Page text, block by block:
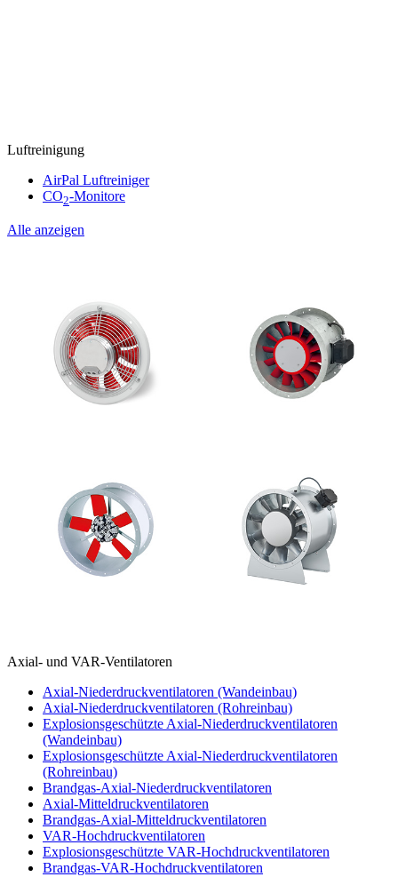
Luftreinigung
AirPal Luftreiniger
CO2-Monitore
Alle anzeigen
Axial- und VAR-Ventilatoren
Axial-Niederdruckventilatoren (Wandeinbau)
Axial-Niederdruckventilatoren (Rohreinbau)
Explosionsgeschützte Axial-Niederdruckventilatoren
(Wandeinbau)
Explosionsgeschützte Axial-Niederdruckventilatoren
(Rohreinbau)
Brandgas-Axial-Niederdruckventilatoren
Axial-Mitteldruckventilatoren
Brandgas-Axial-Mitteldruckventilatoren
VAR-Hochdruckventilatoren
Explosionsgeschützte VAR-Hochdruckventilatoren
Brandgas-VAR-Hochdruckventilatoren